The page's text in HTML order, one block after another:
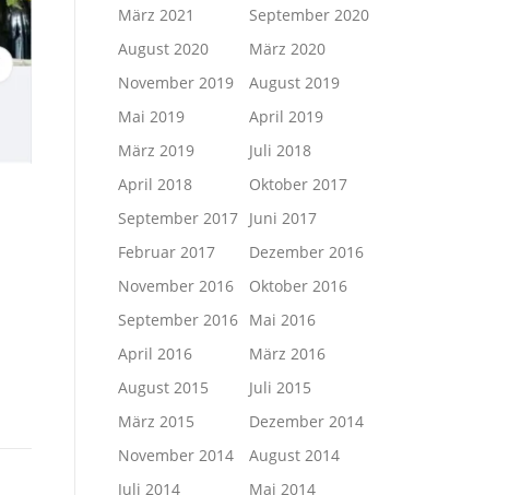
März 2021
September 2020
August 2020
März 2020
November 2019
August 2019
Mai 2019
April 2019
März 2019
Juli 2018
April 2018
Oktober 2017
September 2017 Juni 2017
Februar 2017
Dezember 2016
November 2016
Oktober 2016
September 2016 Mai 2016
April 2016
März 2016
August 2015
Juli 2015
März 2015
Dezember 2014
November 2014
August 2014
Juli 2014
Mai 2014